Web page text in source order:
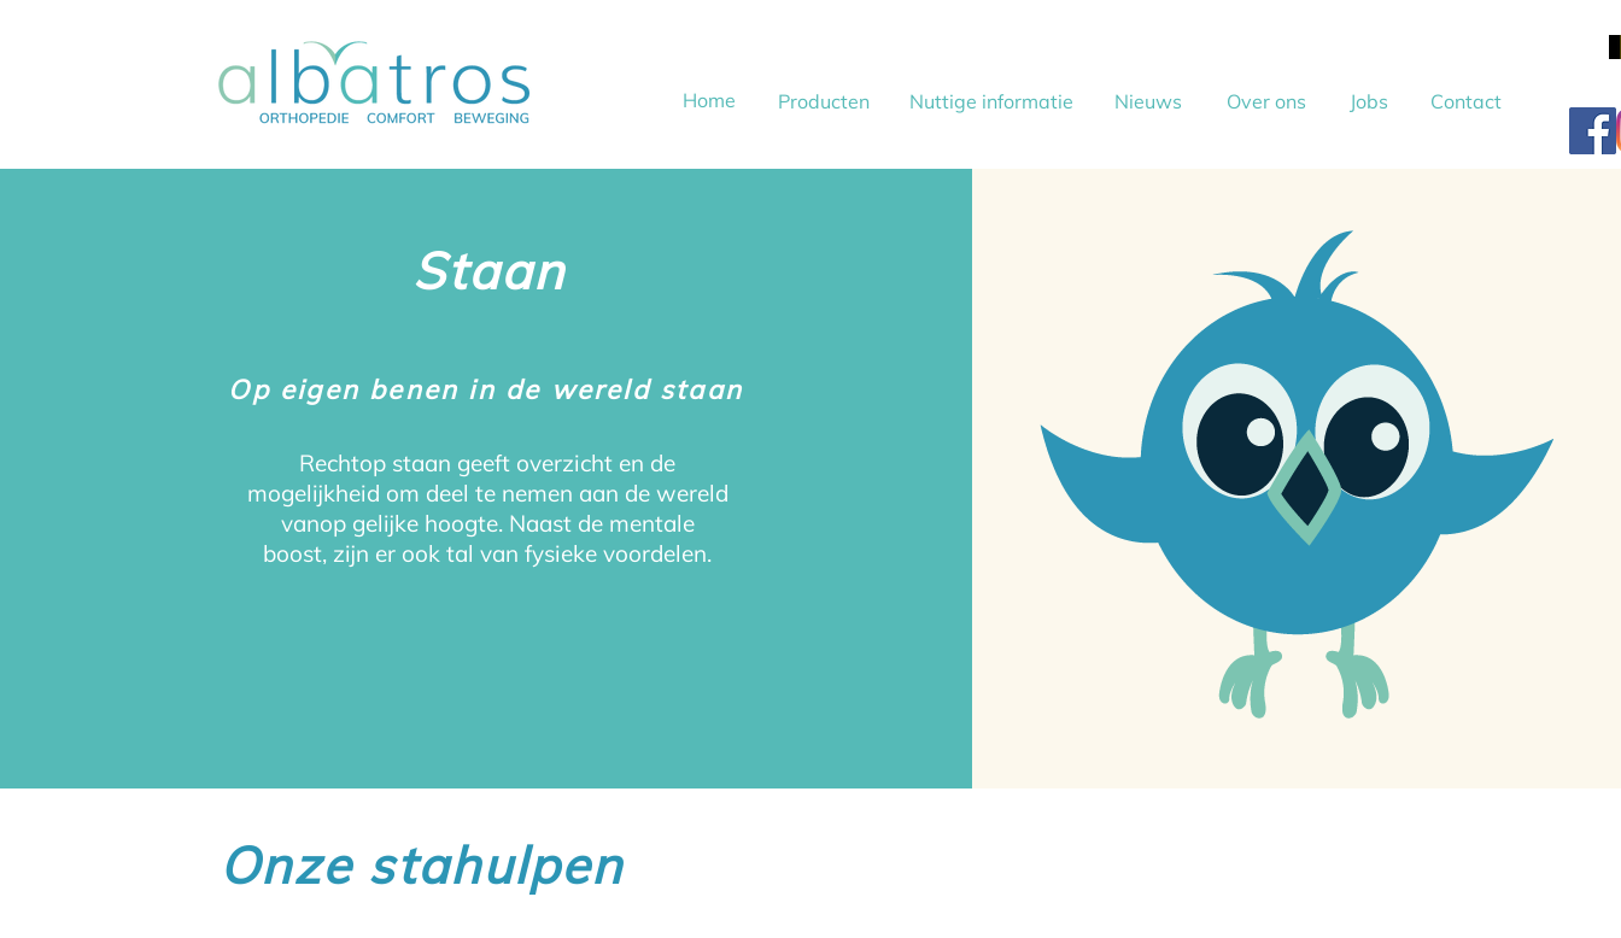
Home Producten Nuttige informatie Nieuws Over ons Jobs Contact
Staan
Op eigen benen in de wereld staan
Rechtop staan geeft overzicht en de
mogelijkheid om deel te nemen aan de wereld
vanop gelijke hoogte. Naast de mentale
boost, zijn er ook tal van fysieke voordelen.
Onze stahulpen